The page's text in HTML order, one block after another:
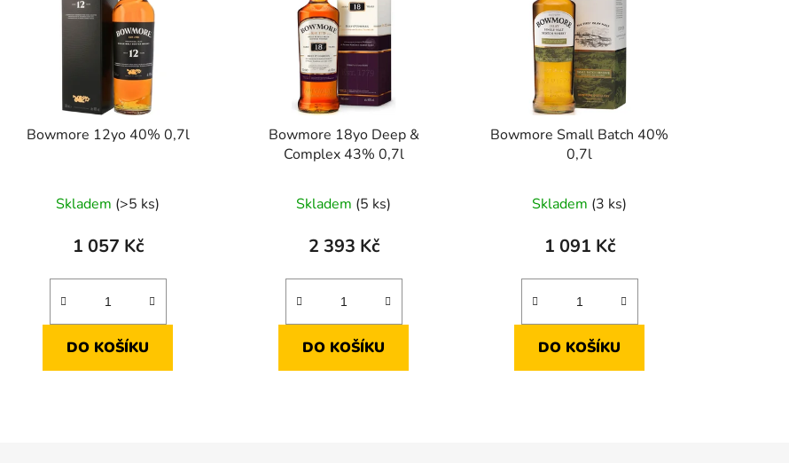
Bowmore 12yo 40% 0,7l
Skladem (>5 ks)
1 057 Kč
DO KOŠÍKU
Bowmore 18yo Deep &
Complex 43% 0,7l
Skladem (5 ks)
2 393 Kč
DO KOŠÍKU
Bowmore Small Batch 40%
0,7l
Skladem (3 ks)
1 091 Kč
DO KOŠÍKU